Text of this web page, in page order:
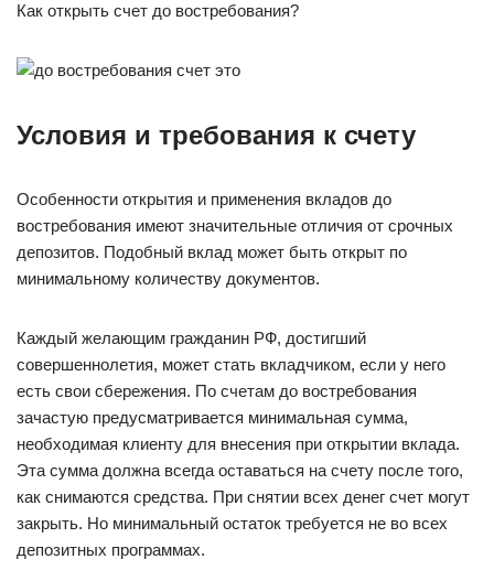
Как открыть счет до востребования?
Условия и требования к счету
Особенности открытия и применения вкладов до
востребования имеют значительные отличия от срочных
депозитов. Подобный вклад может быть открыт по
минимальному количеству документов.
Каждый желающим гражданин РФ, достигший
совершеннолетия, может стать вкладчиком, если у него
есть свои сбережения. По счетам до востребования
зачастую предусматривается минимальная сумма,
необходимая клиенту для внесения при открытии вклада.
Эта сумма должна всегда оставаться на счету после того,
как снимаются средства. При снятии всех денег счет могут
закрыть. Но минимальный остаток требуется не во всех
депозитных программах.